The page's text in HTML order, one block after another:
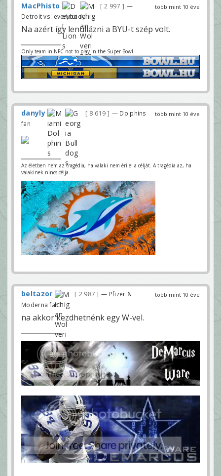
több mint 10 éve
MacPhisto 2 997
—
Detroit vs. everybody
Na azért így lenullázni a BYU-t szép volt.
Only team in NFC not to play in the Super Bowl.
több mint 10 éve
danyly 8 619
— Dolphins
fan
Az életben nem az tragédia, ha valaki nem éri el a célját. A tragédia az, ha
valakinek nincs célja.
több mint 10 éve
beltazor 2 987
— Pfizer &
Moderna fan
na akkor kezdhetnénk egy W-vel.